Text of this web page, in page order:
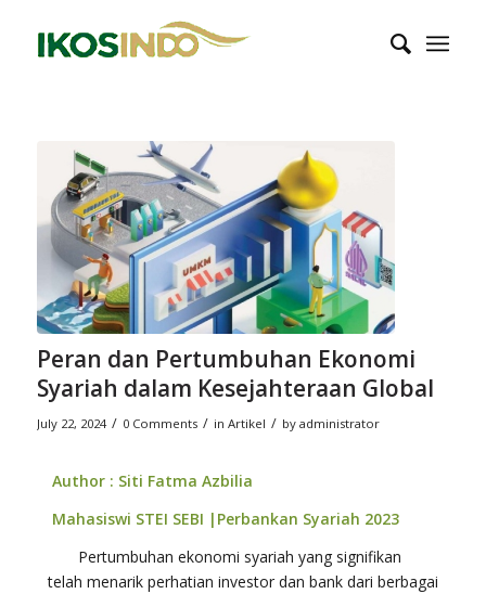
Peran dan Pertumbuhan Ekonomi
Syariah dalam Kesejahteraan Global
July 22, 2024 / 0 Comments / in Artikel / by administrator
Author : Siti Fatma Azbilia
Mahasiswi STEI SEBI |Perbankan Syariah 2023
Pertumbuhan ekonomi syariah yang signifikan
telah menarik perhatian investor dan bank dari berbagai